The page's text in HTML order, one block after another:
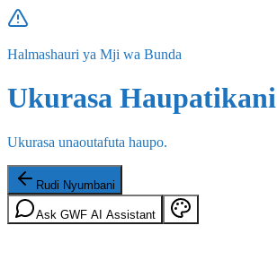
Halmashauri ya Mji wa Bunda
Ukurasa Haupatikani
Ukurasa unaoutafuta haupo.
Rudi Nyumbani
Ask GWF AI Assistant